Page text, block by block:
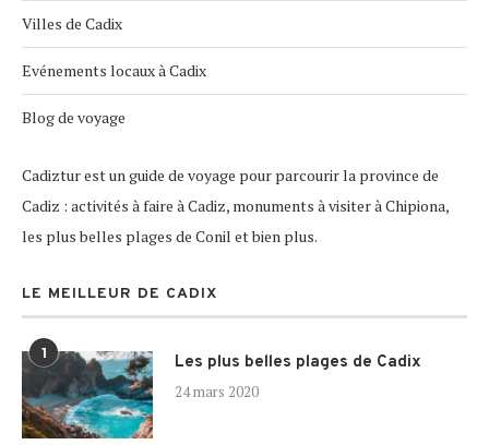
Villes de Cadix
Evénements locaux à Cadix
Blog de voyage
Cadiztur est un guide de voyage pour parcourir la province de
Cadiz : activités à faire à Cadiz, monuments à visiter à Chipiona,
les plus belles plages de Conil et bien plus.
LE MEILLEUR DE CADIX
1 Les plus belles plages de Cadix
24 mars 2020